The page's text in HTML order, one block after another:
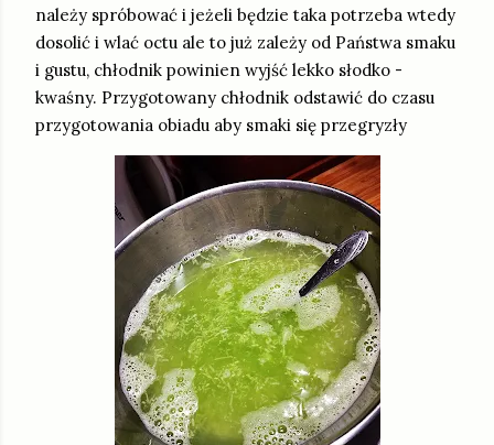
należy spróbować i jeżeli będzie taka potrzeba wtedy
dosolić i wlać octu ale to już zależy od Państwa smaku
i gustu, chłodnik powinien wyjść lekko słodko -
kwaśny. Przygotowany chłodnik odstawić do czasu
przygotowania obiadu aby smaki się przegryzły